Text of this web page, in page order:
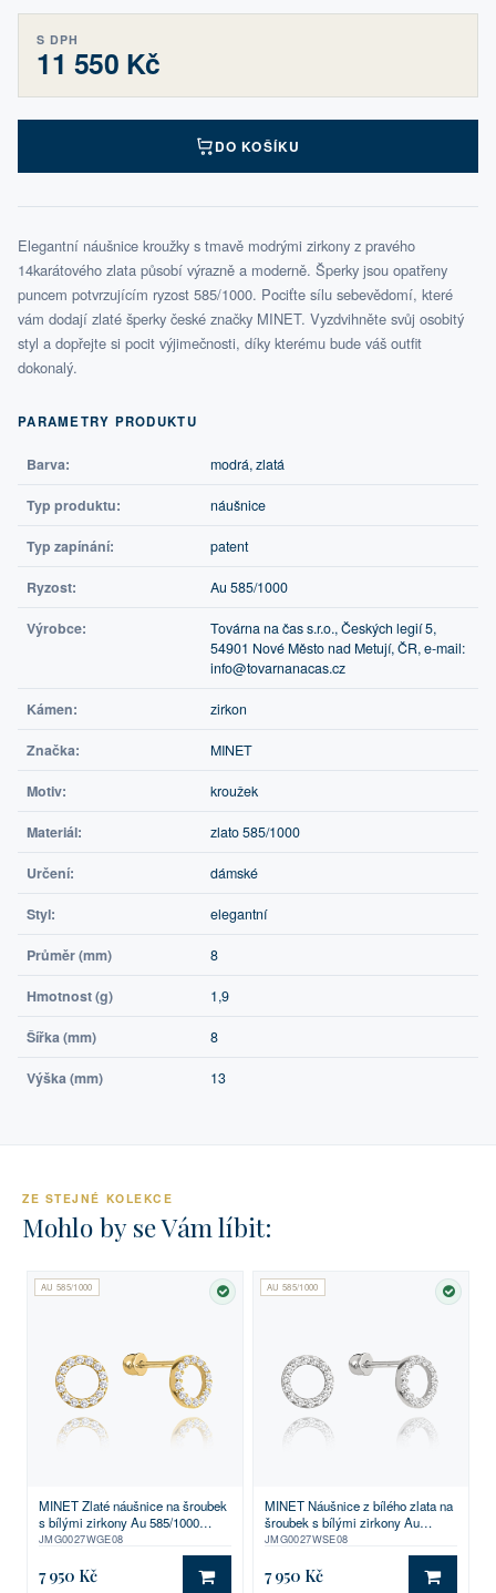
S DPH
11 550 Kč
DO KOŠÍKU
Elegantní náušnice kroužky s tmavě modrými zirkony z pravého
14karátového zlata působí výrazně a moderně. Šperky jsou opatřeny
puncem potvrzujícím ryzost 585/1000. Pociťte sílu sebevědomí, které
vám dodají zlaté šperky české značky MINET. Vyzdvihněte svůj osobitý
styl a dopřejte si pocit výjimečnosti, díky kterému bude váš outfit
dokonalý.
PARAMETRY PRODUKTU
Barva: modrá, zlatá
Typ produktu: náušnice
Typ zapínání: patent
Ryzost: Au 585/1000
Výrobce:
Továrna na čas s.r.o., Českých legií 5,
54901 Nové Město nad Metují, ČR, e-mail:
info@tovarnanacas.cz
Kámen: zirkon
Značka: MINET
Motiv: kroužek
Materiál: zlato 585/1000
Určení: dámské
Styl: elegantní
Průměr (mm) 8
Hmotnost (g) 1,9
Šířka (mm) 8
Výška (mm) 13
ZE STEJNÉ KOLEKCE
Mohlo by se Vám líbit:
AU 585/1000
SKLADEM
MINET Zlaté náušnice na šroubek
s bílými zirkony Au 585/1000
1,40g
JMG0027WGE08
7 950 Kč DO KOŠÍKU
AU 585/1000
MINET Náušnice z bílého zlata na
šroubek s bílými zirkony Au
585/1000 1,40g
JMG0027WSE08
7 950 Kč DO